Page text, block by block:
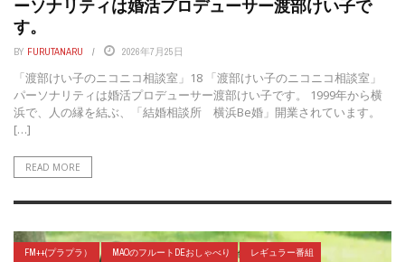
ーソナリティは婚活プロデューサー渡部けい子で
す。
BY FURUTANARU 2026年7月25日
「渡部けい子のニコニコ相談室」18 「渡部けい子のニコニコ相談室」
パーソナリティは婚活プロデューサー渡部けい子です。 1999年から横
浜で、人の縁を結ぶ、「結婚相談所 横浜Be婚」開業されています。
[…]
READ MORE
FM++(プラプラ） MAOのフルートDEおしゃべり レギュラー番組